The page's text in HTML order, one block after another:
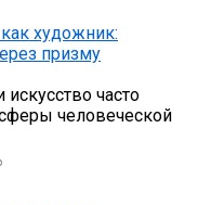
художник:
призму
часто
человеческой